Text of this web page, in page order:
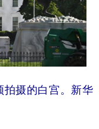
拍摄的白宫。新华